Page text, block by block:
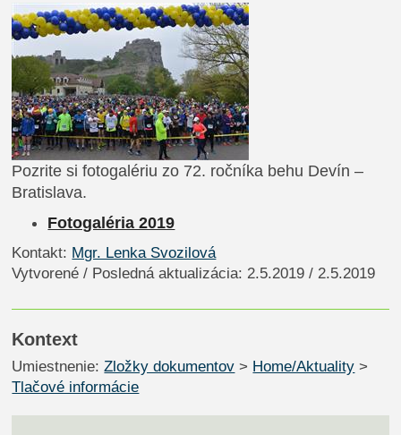
Pozrite si fotogalériu zo 72. ročníka behu Devín –
Bratislava.
Fotogaléria 2019
Kontakt: Mgr. Lenka Svozilová
Vytvorené / Posledná aktualizácia: 2.5.2019 / 2.5.2019
Kontext
Umiestnenie:Zložky dokumentov > Home/Aktuality >
Tlačové informácie